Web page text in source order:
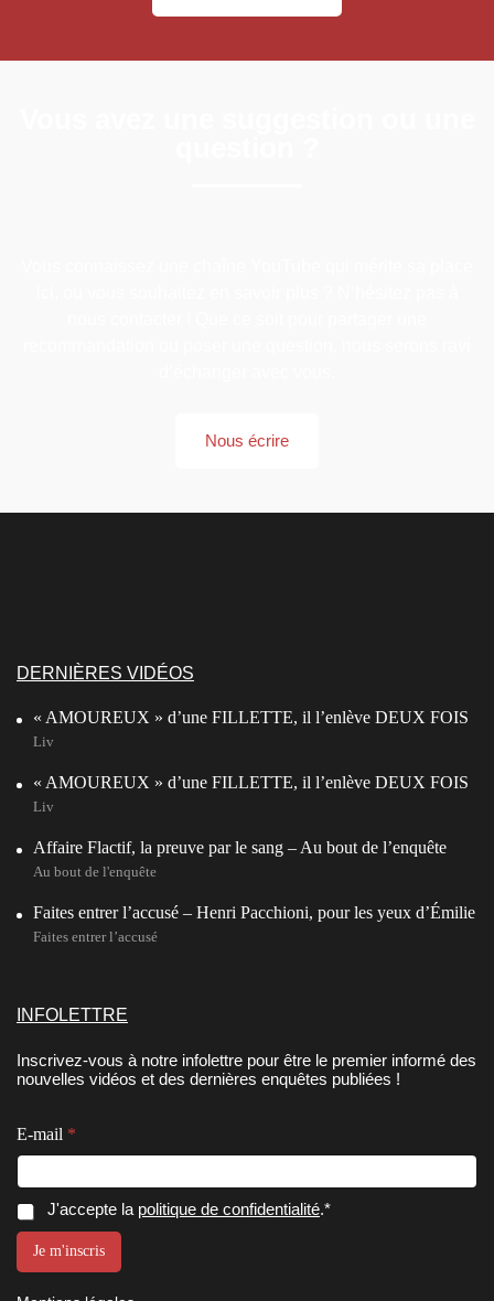
Nous écrire
DERNIÈRES VIDÉOS
« AMOUREUX » d’une FILLETTE, il l’enlève DEUX FOIS
Liv
« AMOUREUX » d’une FILLETTE, il l’enlève DEUX FOIS
Liv
Affaire Flactif, la preuve par le sang – Au bout de l’enquête
Au bout de l'enquête
Faites entrer l’accusé – Henri Pacchioni, pour les yeux d’Émilie
Faites entrer l’accusé
INFOLETTRE
Inscrivez-vous à notre infolettre pour être le premier informé des
nouvelles vidéos et des dernières enquêtes publiées !
E-mail *
C
o
e
n
C
o
e
n
C
o
s
e
J'accepte la politique de confidentialité.*
Je m'inscris